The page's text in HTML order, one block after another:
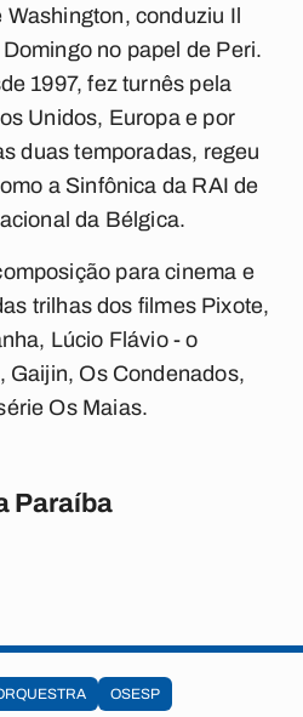
conduziu Il
no papel de Peri.
1997, fez turnês pela
Unidos, Europa e por
duas temporadas, regeu
a Sinfônica da RAI de
da Bélgica.
para cinema e
trilhas dos filmes Pixote,
Lúcio Flávio - o
Gaijin, Os Condenados,
Os Maias.
Paraíba
OSESP